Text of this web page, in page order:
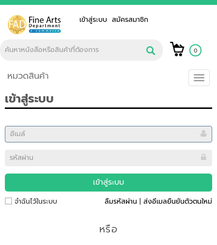
เข้าสู่ระบบสมัครสมาชิก
0
หมวดสินค้า
เข้าสู่ระบบ
เข้าสู่ระบบ
จำฉันไว้ในระบบ ลืมรหัสผ่าน | ส่งอีเมลยืนยันตัวตนใหม่
หรือ